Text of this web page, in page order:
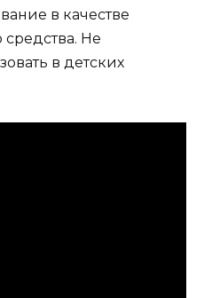
в качестве
средства. Не
в детских